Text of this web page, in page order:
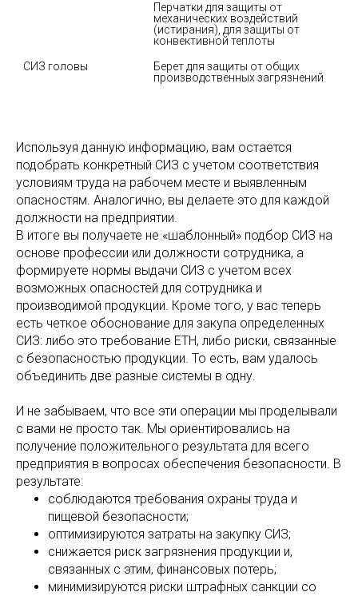
Перчатки для защиты от
механических воздействий
(истирания), для защиты от
конвективной теплоты
СИЗ головы
Берет для защиты от общих
производственных загрязнений
Используя данную информацию, вам остается
подобрать конкретный СИЗ с учетом соответствия
условиям труда на рабочем месте и выявленным
опасностям. Аналогично, вы делаете это для каждой
должности на предприятии.
В итоге вы получаете не «шаблонный» подбор СИЗ на
основе профессии или должности сотрудника, а
формируете нормы выдачи СИЗ с учетом всех
возможных опасностей для сотрудника и
производимой продукции. Кроме того, у вас теперь
есть четкое обоснование для закупа определенных
СИЗ: либо это требование ЕТН, либо риски, связанные
с безопасностью продукции. То есть, вам удалось
объединить две разные системы в одну.
И не забываем, что все эти операции мы проделывали
с вами не просто так. Мы ориентировались на
получение положительного результата для всего
предприятия в вопросах обеспечения безопасности. В
результате:
соблюдаются требования охраны труда и
пищевой безопасности;
оптимизируются затраты на закупку СИЗ;
снижается риск загрязнения продукции и,
связанных с этим, финансовых потерь;
минимизируются риски штрафных санкции со